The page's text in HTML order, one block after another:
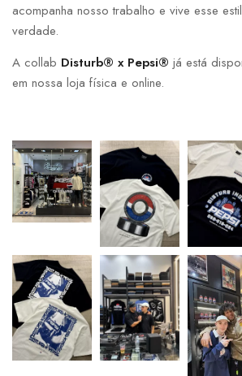
acompanha nosso trabalho e vive esse
verdade.
A collab Disturb® x Pepsi® já está
em nossa loja física e online.